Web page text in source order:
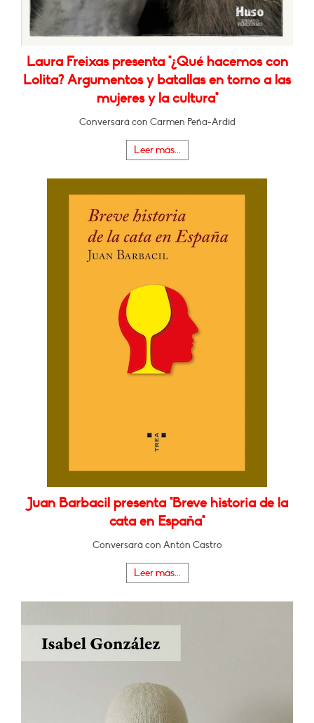
Laura Freixas presenta "¿Qué hacemos con
Lolita? Argumentos y batallas en torno a las
mujeres y la cultura"
Conversará con Carmen Peña-Ardid
Leer más...
Juan Barbacil presenta "Breve historia de la
cata en España"
Conversará con Antón Castro
Leer más...